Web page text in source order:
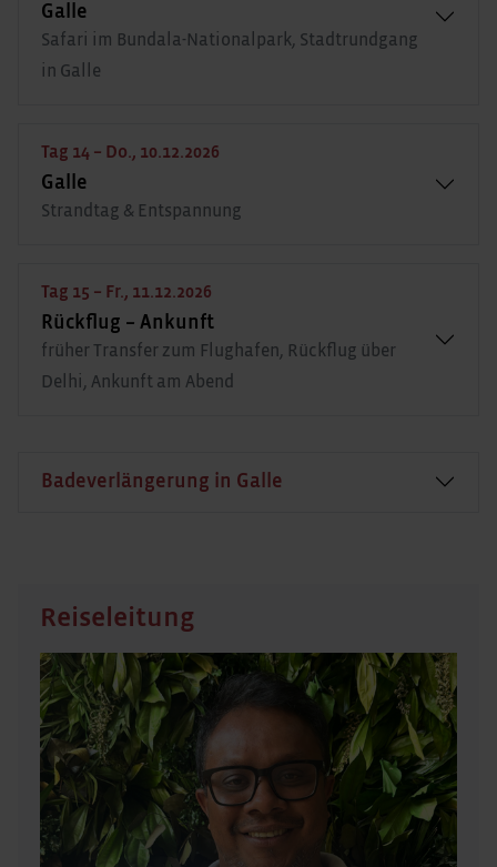
Galle
Safari im Bundala-Nationalpark, Stadtrundgang
in Galle
Tag 14 – Do., 10.12.2026
Galle
Strandtag & Entspannung
Tag 15 – Fr., 11.12.2026
Rückflug – Ankunft
früher Transfer zum Flughafen, Rückflug über
Delhi, Ankunft am Abend
Badeverlängerung in Galle
Reiseleitung